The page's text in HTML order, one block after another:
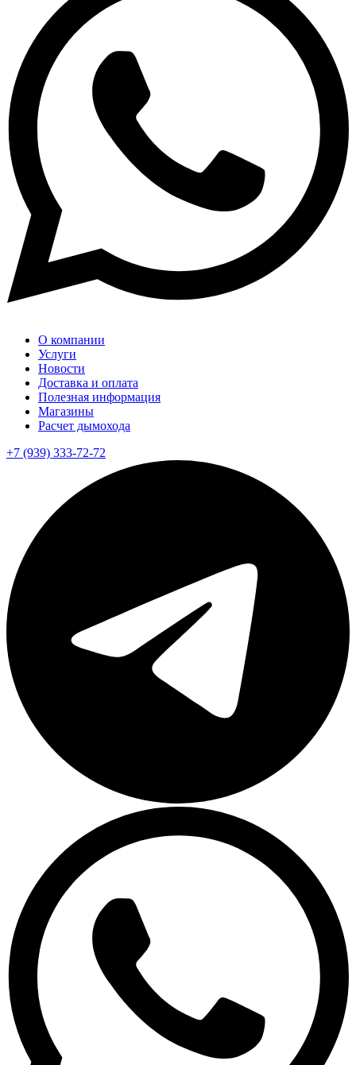
О компании
Услуги
Новости
Доставка и оплата
Полезная информация
Магазины
Расчет дымохода
+7 (939) 333-72-72